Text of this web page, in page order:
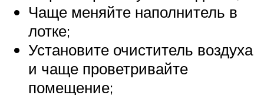
Чаще меняйте наполнитель в
лотке;
Установите очиститель воздуха
и чаще проветривайте
помещение;